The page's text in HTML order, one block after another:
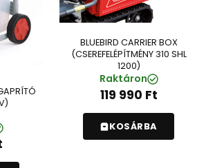
BLUEBIRD CARRIER BOX
(CSEREFELÉPÍTMÉNY 310 SHL
1200)
Raktáron
119 990 Ft
KOSÁRBA